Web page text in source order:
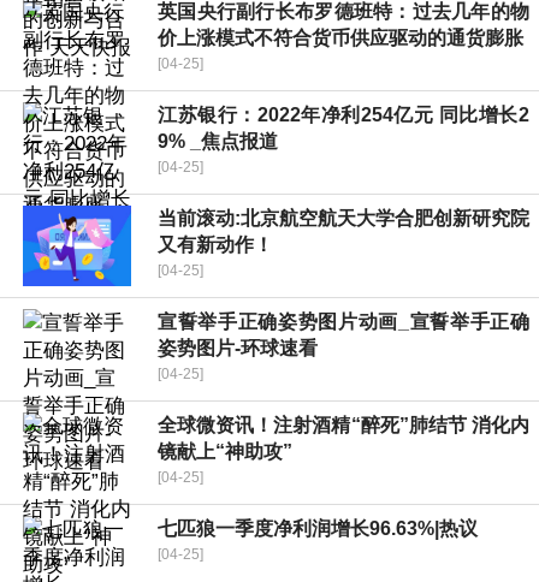
英国央行副行长布罗德班特：过去几年的物
价上涨模式不符合货币供应驱动的通货膨胀
[04-25]
江苏银行：2022年净利254亿元 同比增长2
9% _焦点报道
[04-25]
当前滚动:北京航空航天大学合肥创新研究院
又有新动作！
[04-25]
宣誓举手正确姿势图片动画_宣誓举手正确
姿势图片-环球速看
[04-25]
全球微资讯！注射酒精“醉死”肺结节 消化内
镜献上“神助攻”
[04-25]
七匹狼一季度净利润增长96.63%|热议
[04-25]